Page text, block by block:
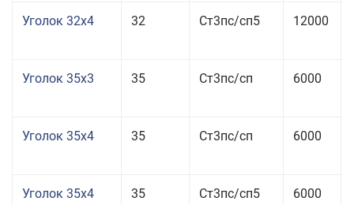
Уголок 32x4 32 Ст3пс/сп5 12000
Уголок 35x3 35 Ст3пс/сп 6000
Уголок 35x4 35 Ст3пс/сп 6000
Уголок 35x4 35 Ст3пс/сп5 6000